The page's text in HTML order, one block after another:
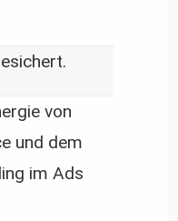
von
und dem
im Ads